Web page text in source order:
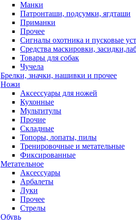
Манки
Патронташи, подсумки, ягдташи
Приманки
Прочее
Сигналы охотника и пусковые
Средства маскировки,
Товары для собак
Чучела
Брелки, значки, нашивки и прочее
Ножи
Аксессуары для ножей
Кухонные
Мультитулы
Прочие
Складные
Топоры, лопаты, пилы
Тренировочные и метательные
Фиксированные
Метательное
Аксессуары
Арбалеты
Луки
Прочее
Стрелы
Обувь